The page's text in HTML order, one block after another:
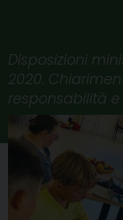
Disposizioni
2020.
responsabilità